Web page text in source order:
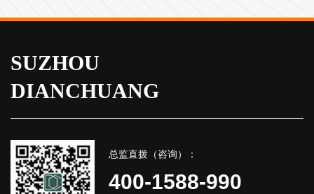
SUZHOU
DIANCHUANG
总监直拨（咨询）：
400-1588-990